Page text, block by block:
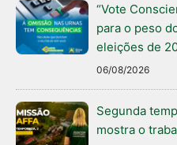
“Vote
para o peso
eleições de
06/08/2026
Segunda
mostra o